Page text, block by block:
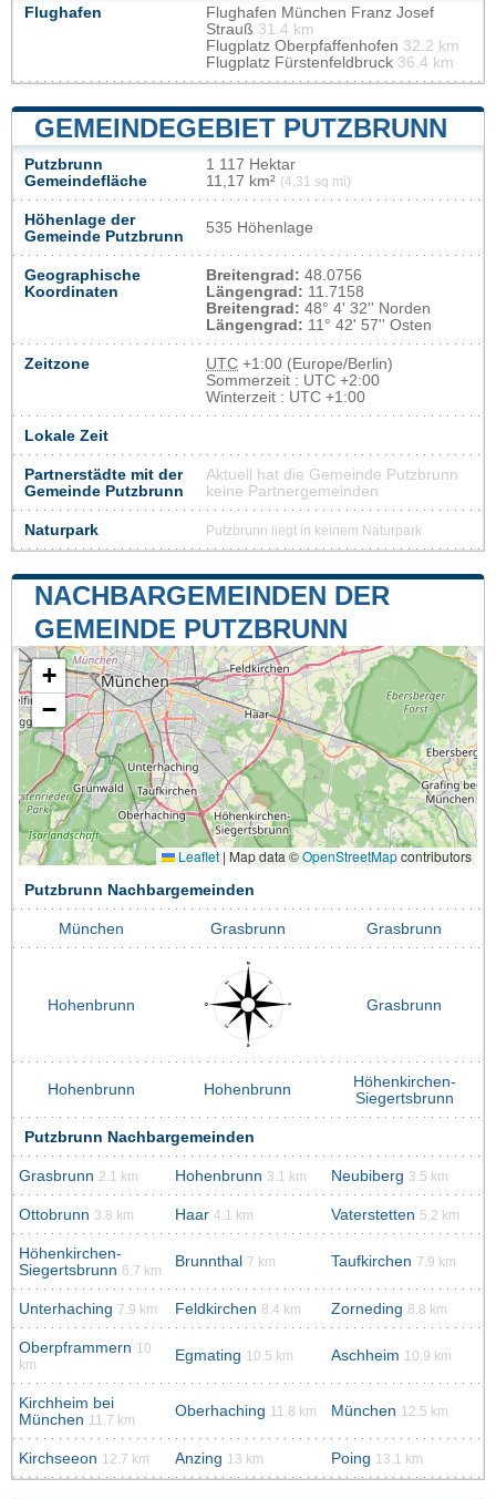
Flughafen
Flughafen München Franz Josef
Strauß 31.4 km
Flugplatz Oberpfaffenhofen 32.2 km
Flugplatz Fürstenfeldbruck 36.4 km
GEMEINDEGEBIET PUTZBRUNN
Putzbrunn
Gemeindefläche
1 117 Hektar
11,17 km² (4,31 sq mi)
Höhenlage der
Gemeinde Putzbrunn
535 Höhenlage
Geographische
Koordinaten
Breitengrad: 48.0756
Längengrad: 11.7158
Breitengrad: 48° 4' 32'' Norden
Längengrad: 11° 42' 57'' Osten
Zeitzone UTC +1:00 (Europe/Berlin)
Sommerzeit : UTC +2:00
Winterzeit : UTC +1:00
Lokale Zeit
Partnerstädte mit der
Gemeinde Putzbrunn
Aktuell hat die Gemeinde Putzbrunn
keine Partnergemeinden
Naturpark Putzbrunn liegt in keinem Naturpark
NACHBARGEMEINDEN DER
GEMEINDE PUTZBRUNN
+
−
Leaflet | Map data ©OpenStreetMapcontributors
Putzbrunn Nachbargemeinden
München Grasbrunn Grasbrunn
Hohenbrunn Grasbrunn
Hohenbrunn Hohenbrunn
Höhenkirchen-
Siegertsbrunn
Putzbrunn Nachbargemeinden
Grasbrunn 2.1 km Hohenbrunn 3.1 km Neubiberg 3.5 km
Ottobrunn 3.8 km Haar 4.1 km Vaterstetten 5.2 km
Höhenkirchen-
Siegertsbrunn 6.7 km
Brunnthal 7 km Taufkirchen 7.9 km
Unterhaching 7.9 km Feldkirchen 8.4 km Zorneding 8.8 km
Oberpframmern 10
km
Egmating 10.5 km Aschheim 10.9 km
Kirchheim bei
München 11.7 km
Oberhaching 11.8 km München 12.5 km
Kirchseeon 12.7 km Anzing 13 km Poing 13.1 km